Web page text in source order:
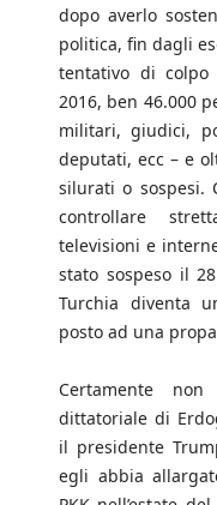
dopo averlo
politica, fin dagli
tentativo di
2016, ben 46.000
militari, giudici,
deputati, ecc – e
silurati o sospesi.
controllare
televisioni e
stato sospeso il
Turchia diventa
posto ad una
Certamente
dittatoriale di
il presidente
egli abbia